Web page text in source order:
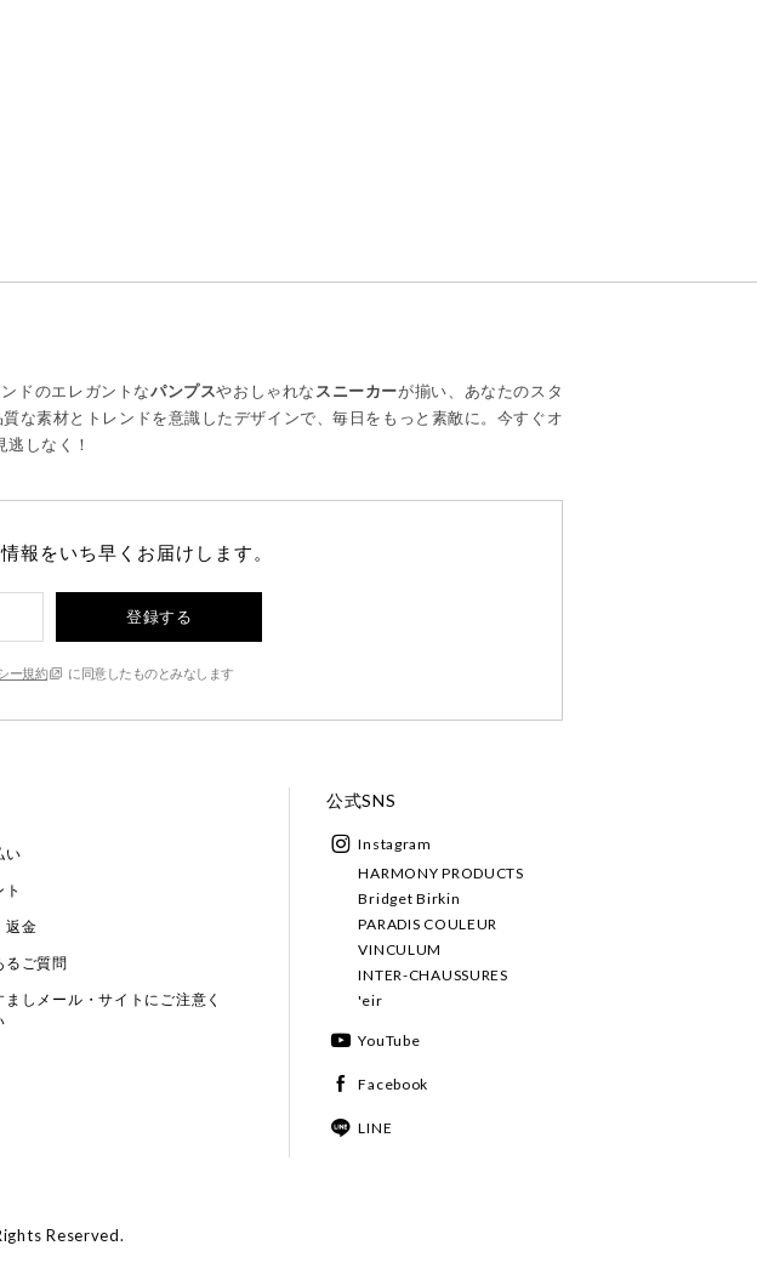
ドのエレガントなパンプスやおしゃれな スニーカーが揃い、あなたのスタ
な素材とトレンドを意識したデザインで、毎日をもっと素敵に。今すぐオ
しなく！
報をいち早くお届けします。
登録する
ー規約 に同意したものとみなします
い
返金
るご質問
ましメール・サイトにご注意く
公式SNS
Instagram
HARMONY PRODUCTS
Bridget Birkin
PARADIS COULEUR
VINCULUM
INTER-CHAUSSURES
'eir
YouTube
Facebook
LINE
Reserved.